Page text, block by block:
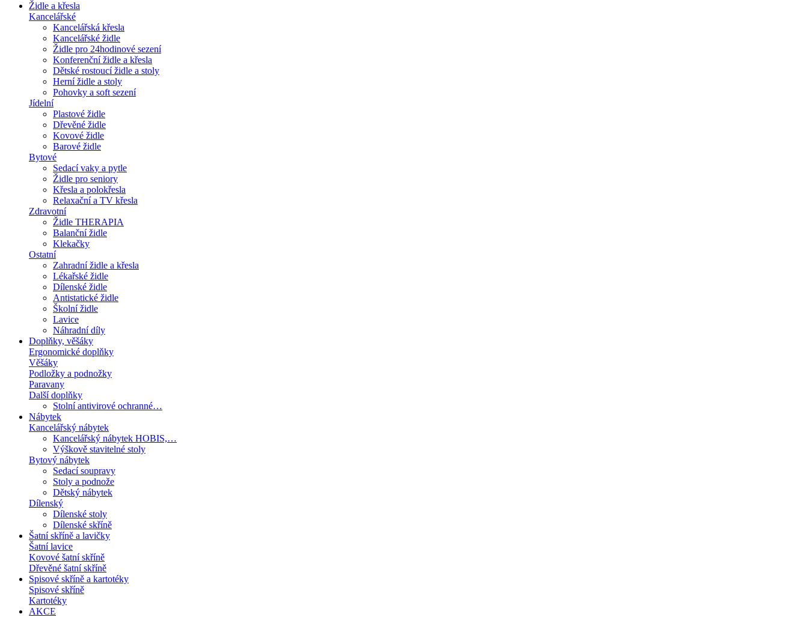
Židle a křesla
Kancelářské
Kancelářská křesla
Kancelářské židle
Židle pro 24hodinové sezení
Konferenční židle a křesla
Dětské rostoucí židle a stoly
Herní židle a stoly
Pohovky a soft sezení
Jídelní
Plastové židle
Dřevěné židle
Kovové židle
Barové židle
Bytové
Sedací vaky a pytle
Židle pro seniory
Křesla a polokřesla
Relaxační a TV křesla
Zdravotní
Židle THERAPIA
Balanční židle
Klekačky
Ostatní
Zahradní židle a křesla
Lékařské židle
Dílenské židle
Antistatické židle
Školní židle
Lavice
Náhradní díly
Doplňky, věšáky
Ergonomické doplňky
Věšáky
Podložky a podnožky
Paravany
Další doplňky
Stolní antivirové ochranné…
Nábytek
Kancelářský nábytek
Kancelářský nábytek HOBIS,…
Výškově stavitelné stoly
Bytový nábytek
Sedací soupravy
Stoly a podnože
Dětský nábytek
Dílenský
Dílenské stoly
Dílenské skříně
Šatní skříně a lavičky
Šatní lavice
Kovové šatní skříně
Dřevěné šatní skříně
Spisové skříně a kartotéky
Spisové skříně
Kartotéky
AKCE